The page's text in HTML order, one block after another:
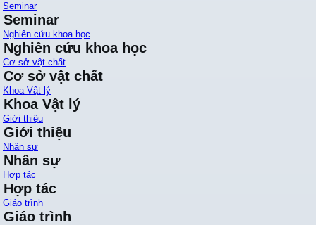
Seminar
Seminar
Nghiên cứu khoa học
Nghiên cứu khoa học
Cơ sở vật chất
Cơ sở vật chất
Khoa Vật lý
Khoa Vật lý
Giới thiệu
Giới thiệu
Nhân sự
Nhân sự
Hợp tác
Hợp tác
Giáo trình
Giáo trình